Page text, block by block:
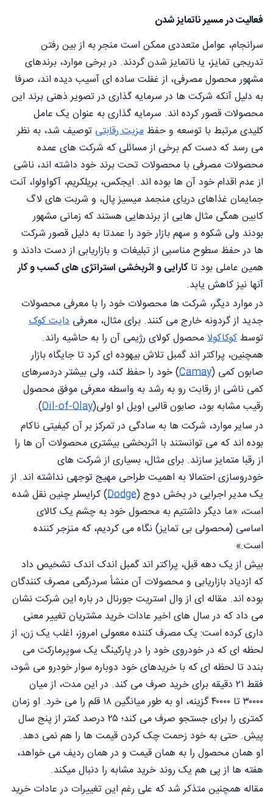
فعالیت در مسیر ناتمایز شدن
سرانجام، عوامل متعددی ممکن است منجر به از بین رفتن
تدریجی تمایز، یا ناتمایز شدن گردند. در برخی موارد، برندهای
مشهور محصول مصرفی، از غفلت ساده ای آسیب دیده اند، صرفا
به دلیل آنکه شرکت ها در سرمایه گذاری در تصویر ذهنی برند این
محصولات قصور کرده اند. سرمایه گذاری به عنوان یک عامل
کلیدی مرتبط با توسعه و حفظمزیت رقابتی توصیف شد، به نظر
می رسد که دست کم برخی از مسائلی که شرکت های عمده
محصولات مصرفی با محصولات تحت برند خود داشته اند، ناشی
از عدم اقدام خود آن ها بوده اند. ایجکس، بریلکریم، آکواولوا، آنت
جمایمان غذاهای دریای منجمد میسیز پال، و شربت های لاگ
کابین همگی مثال هایی از برندهایی هستند که زمانی مشهور
بودند ولی شکوه و سهم بازار خود را عمدتا به دلیل قصور شرکت
ها در حفظ سطوح مناسبی از تبلیغات و بازاریابی از دست دادند و
همین عاملی بود تاکارایی و اثربخشی استراتژی های کسب و کار
آنها نیز کاهش یابد.
در موارد دیگر، شرکت ها محصولات خود را با معرفی محصولات
جدید از گردونه خارج می کنند. برای مثال، معرفی دایت کوک
توسطکوکاکولامحصول کولای رژیمی آن را به حاشیه راند.
همچنین، پراكتر اند گمبل تلاش بیهوده ای کرد تا جایگاه بازار
صابون کمی (Camay) خود را حفظ کند، ولی بیشتر دردسرهای
کمی ناشی از رقابت رو به رشد به واسطه معرفی موفق محصول
رقیب مشابه بود، صابون قالبی اویل او اولی(Oil-of-Olay
).
در سایر موارد، شرکت ها به سادگی در تمرکز بر آن کیفیتی ناکام
بوده اند که می توانستند با اثربخشی بیشتری محصولات آن ها را
از رقبا متمایز سازند. برای مثال، بسیاری از شرکت های
خودروسازی احتمالا به اهمیت طراحی مهیج توجهی نداشته اند. از
یک مدیر اجرایی در بخش دوج (Dodge) کرایسلر چنین نقل شده
است، «ما دیگر داشتیم به محصول خود به چشم یک کالای
اساسی (محصولی بی تمایز) نگاه می کردیم، که منزجر کننده
است.»
بیش از یک دهه قبل، پراکتر اند گمبل اندک اندک تشخیص داد
که ازدیاد بازاریابی و محصولات آن منشأ سردرگمی مصرف کنندگان
بوده اند. مقاله ای از وال استريت جورنال در باره این شرکت نشان
می داد که در سال های اخیر عادات خرید مشتریان تغییر معنی
داری کرده است: یک مصرف کننده معمولی امروز، اغلب یک زن، از
لحظه ای که در خودروی خود را در پارکینگ یک سوپرمارکت می
بندد تا لحظه ای که با خریدهای خود دوباره سوار خودرو می شود،
فقط ۲۱ دقیقه برای خرید صرف می کند. در این مدت، از میان
۳۰۰۰۰ تا ۴۰۰۰۰ گزینه، او به طور میانگین ۱۸ قلم را می خرد. او زمان
کمتری را برای جستجو صرف می کند؛ ۲۵ درصد کمتر از پنج سال
پیش. حتی به خود زحمت چک کردن قیمت ها را هم نمی دهد.
او همان محصول را به همان قیمت و در همان ردیف می خواهد،
هفته ها از پی هم یک روند خرید مشابه را دنبال میکند.
مقاله همچنین متذکر شد که علی رغم این تغییرات در عادات خرید